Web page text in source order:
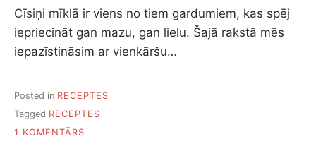
Cīsiņi mīklā ir viens no tiem gardumiem, kas spēj
iepriecināt gan mazu, gan lielu. Šajā rakstā mēs
iepazīstināsim ar vienkāršu…
Posted in RECEPTES
Tagged RECEPTES
1 KOMENTĀRS